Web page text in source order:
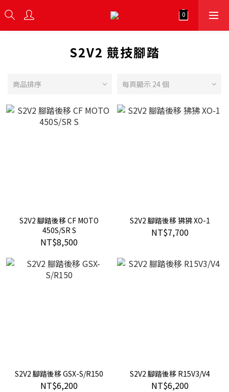
S2V2 競技腳踏
商品排序 每頁顯示 24 個
S2V2 腳踏後移 CF MOTO
450S/SR S
NT$8,500
S2V2 腳踏後移 狒狒 XO-1
NT$7,700
S2V2 腳踏後移 GSX-S/R150
NT$6,200
S2V2 腳踏後移 R15V3/V4
NT$6,200